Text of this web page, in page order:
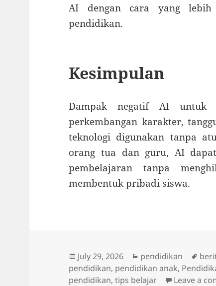
AI dengan cara yang
pendidikan.
Kesimpulan
Dampak negatif AI untuk
perkembangan karakter,
teknologi digunakan tanpa
orang tua dan guru, AI
pembelajaran tanpa
membentuk pribadi siswa.
Posted
on
July 29, 2026 Categories
pendidikan
pendidikan, pendidikan anak,
pendidikan,tips belajar Leave a